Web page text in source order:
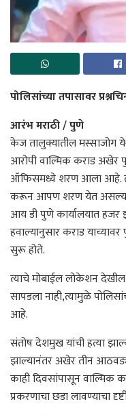
पोलिसांच्या तपासावर
आरंभ मराठी / पुणे
केज तालुक्यातील मस्साजोग
आरोपी वाल्मिक कराड अखेर
ऑफिसमध्ये शरण आला आहे.
करून आपण शरण येत
आय डी पुणे कार्यालयात हजर
हवाल्यानुसार कराड
सुरू होते.
त्याचे मोबाईल लोकेशन देखील
सापडला नाही,त्यामुळे
आहे.
संतोष देशमुख यांची हत्या
झाल्यानंतर अखेर तीन
काही दिवसांपासून वाल्मिक
प्रकरणाचा छडा लावण्याचा